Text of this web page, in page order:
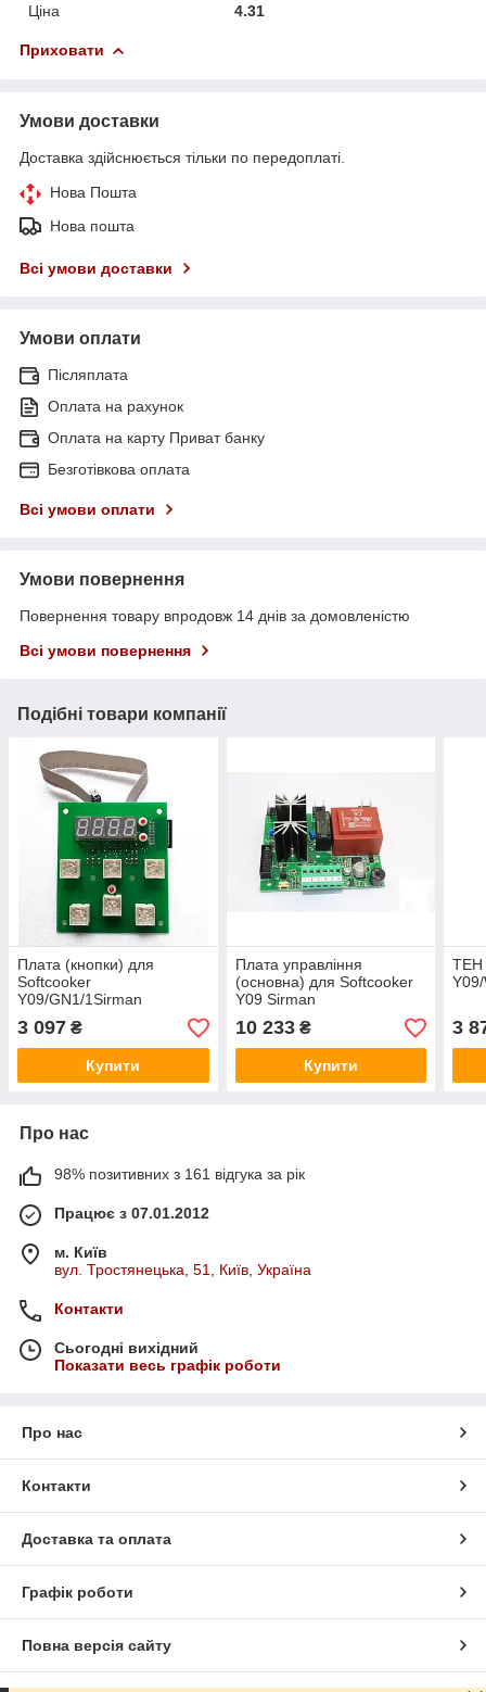
Ціна
4.31
Приховати
Умови доставки
Доставка здійснюється тільки по передоплаті.
Нова Пошта
Нова пошта
Всі умови доставки
Умови оплати
Післяплата
Оплата на рахунок
Оплата на карту Приват банку
Безготівкова оплата
Всі умови оплати
Умови повернення
Повернення товару впродовж 14 днів за домовленістю
Всі умови повернення
Подібні товари компанії
Плата (кнопки) для
Softcooker
Y09/GN1/1Sirman
3 097 ₴
Купити
Плата управління
(основна) для Softcooker
Y09 Sirman
10 233₴
Купити
ТЕН
3
Про нас
98% позитивних з 161 відгука за рік
Працює з 07.01.2012
м. Київ
вул. Тростянецька, 51, Київ, Україна
Контакти
Сьогодні вихідний
Показати весь графік роботи
Про нас
Контакти
Доставка та оплата
Графік роботи
Повна версія сайту